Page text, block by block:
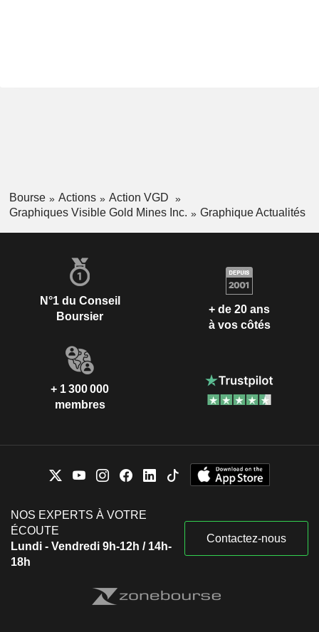
Bourse Actions
Action VGD
Graphiques Visible Gold Mines Inc.
Graphique Actualités
N°1 du Conseil
Boursier
+ de 20 ans
à vos côtés
+ 1 300 000
membres
NOS EXPERTS À VOTRE
ÉCOUTE
Lundi - Vendredi 9h-12h / 14h-
18h
Contactez-nous